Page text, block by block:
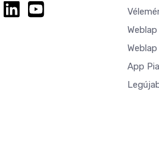
App